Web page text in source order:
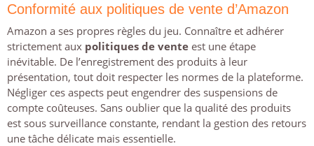
Conformité aux politiques de vente d’Amazon
Amazon a ses propres règles du jeu. Connaître et adhérer
strictement aux politiques de vente est une étape
inévitable. De l’enregistrement des produits à leur
présentation, tout doit respecter les normes de la plateforme.
Négliger ces aspects peut engendrer des suspensions de
compte coûteuses. Sans oublier que la qualité des produits
est sous surveillance constante, rendant la gestion des retours
une tâche délicate mais essentielle.